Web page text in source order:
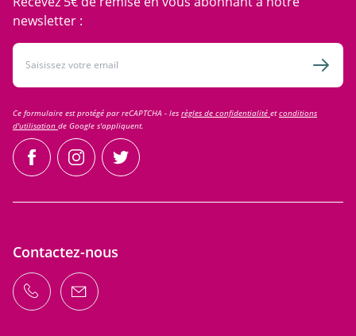
newsletter :
Adresse email
Ce formulaire est protégé par reCAPTCHA - les règles de confidentialité etconditions
d'utilisation de Google s'appliquent.
facebookinstagramtwitter
Contactez-nous